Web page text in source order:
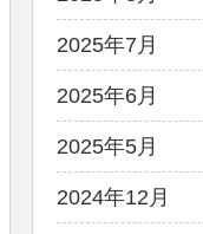
2025年7月
2025年6月
2025年5月
2024年12月